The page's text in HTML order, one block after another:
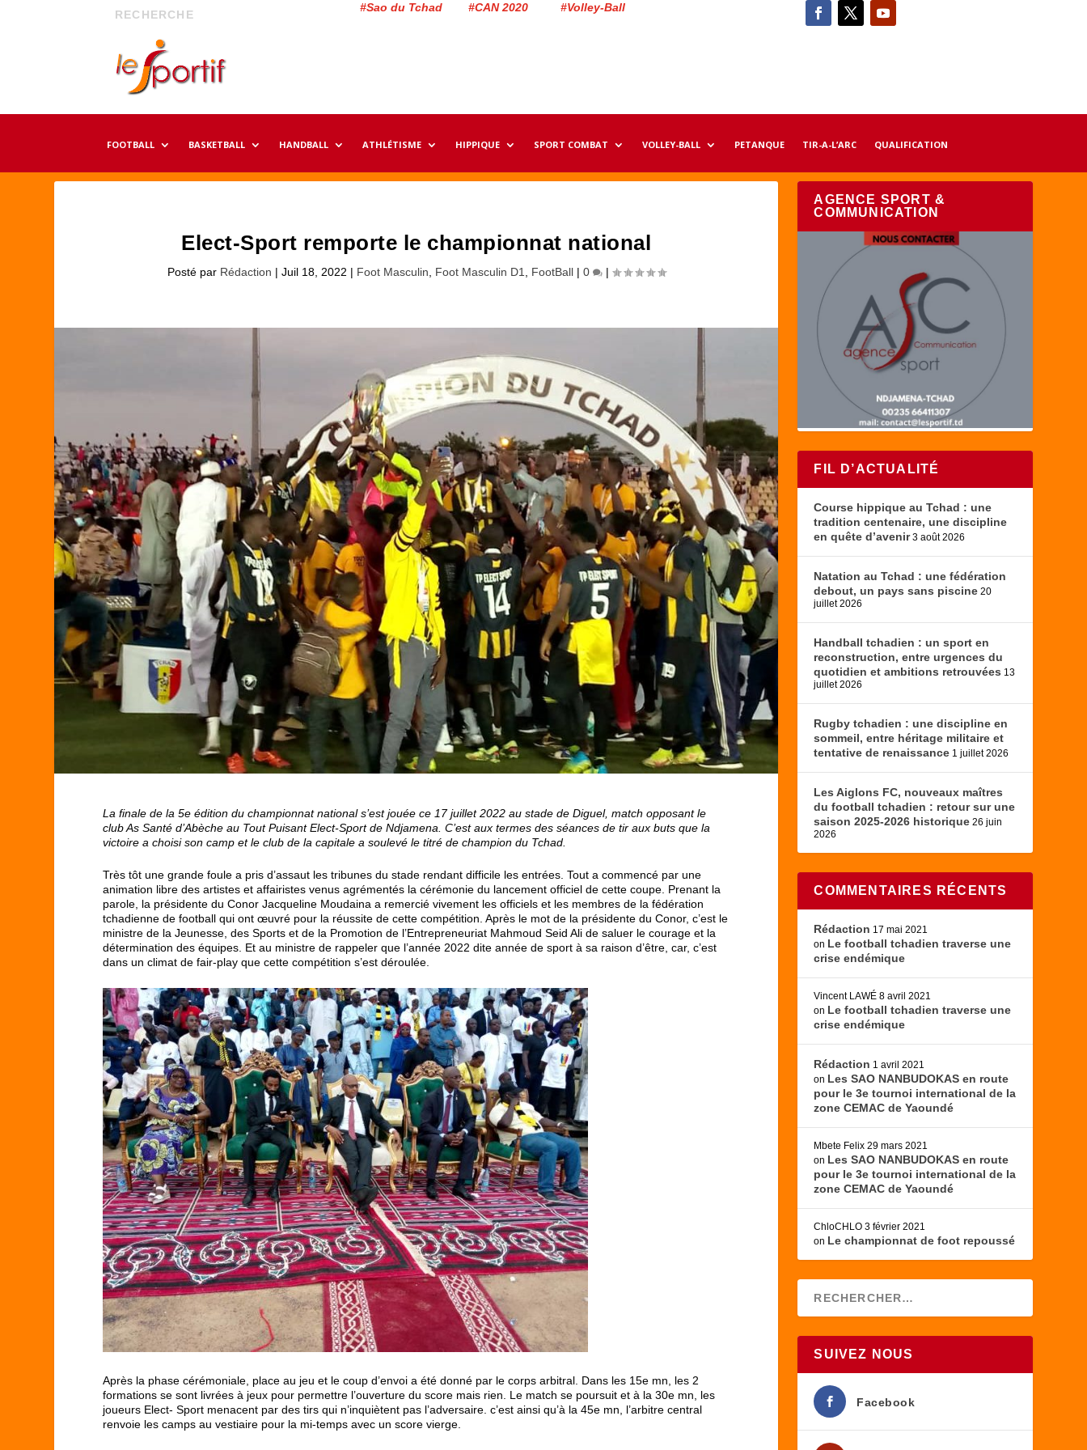
#Sao du Tchad #CAN 2020 #Volley-Ball
FOOTBALL BASKETBALL HANDBALL ATHLÉTISME HIPPIQUE SPORT COMBAT VOLLEY-BALL PETANQUE TIR-A-L’ARC QUALIFICATION
Elect-Sport remporte le championnat national
Posté par Rédaction | Juil 18, 2022 | Foot Masculin Foot Masculin D1 FootBall| 0 |
La finale de la 5e édition du championnat national s’est jouée ce 17 juillet 2022 au stade de Diguel, match opposant le
club As Santé d’Abèche au Tout Puisant Elect-Sport de Ndjamena. C’est aux termes des séances de tir aux buts que la
victoire a choisi son camp et le club de la capitale a soulevé le titré de champion du Tchad.
Très tôt une grande foule a pris d’assaut les tribunes du stade rendant difficile les entrées. Tout a commencé par une
animation libre des artistes et affairistes venus agrémentés la cérémonie du lancement officiel de cette coupe. Prenant la
parole, la présidente du Conor Jacqueline Moudaina a remercié vivement les officiels et les membres de la fédération
tchadienne de football qui ont œuvré pour la réussite de cette compétition. Après le mot de la présidente du Conor, c’est le
ministre de la Jeunesse, des Sports et de la Promotion de l’Entrepreneuriat Mahmoud Seid Ali de saluer le courage et la
détermination des équipes. Et au ministre de rappeler que l’année 2022 dite année de sport à sa raison d’être, car, c’est
dans un climat de fair-play que cette compétition s’est déroulée.
Après la phase cérémoniale, place au jeu et le coup d’envoi a été donné par le corps arbitral. Dans les 15e mn, les 2
formations se sont livrées à jeux pour permettre l’ouverture du score mais rien. Le match se poursuit et à la 30e mn, les
joueurs Elect- Sport menacent par des tirs qui n’inquiètent pas l’adversaire. c’est ainsi qu’à la 45e mn, l’arbitre central
renvoie les camps au vestiaire pour la mi-temps avec un score vierge.
AGENCE SPORT &
COMMUNICATION
FIL D’ACTUALITÉ
Course hippique au Tchad : une
tradition centenaire, une discipline
en quête d’avenir 3 août 2026
Natation au Tchad : une fédération
debout, un pays sans piscine 20
juillet 2026
Handball tchadien : un sport en
reconstruction, entre urgences du
quotidien et ambitions retrouvées 13
juillet 2026
Rugby tchadien : une discipline en
sommeil, entre héritage militaire et
tentative de renaissance 1 juillet 2026
Les Aiglons FC, nouveaux maîtres
du football tchadien : retour sur une
saison 2025-2026 historique 26 juin
2026
COMMENTAIRES RÉCENTS
Rédaction 17 mai 2021
on Le football tchadien traverse une
crise endémique
Vincent LAWÉ 8 avril 2021
on Le football tchadien traverse une
crise endémique
Rédaction 1 avril 2021
on Les SAO NANBUDOKAS en route
pour le 3e tournoi international de la
zone CEMAC de Yaoundé
Mbete Felix 29 mars 2021
on Les SAO NANBUDOKAS en route
pour le 3e tournoi international de la
zone CEMAC de Yaoundé
ChloCHLO 3 février 2021
on Le championnat de foot repoussé
SUIVEZ NOUS
Facebook